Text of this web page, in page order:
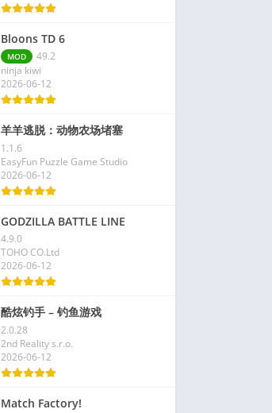
Bloons TD 6
MOD
49.2
ninja kiwi
2026-06-12
羊羊逃脱：动物农场堵塞
1.1.6
EasyFun Puzzle Game Studio
2026-06-12
GODZILLA BATTLE LINE
4.9.0
TOHO CO.Ltd
2026-06-12
酷炫钓手 – 钓鱼游戏
2.0.28
2nd Reality s.r.o.
2026-06-12
Match Factory!